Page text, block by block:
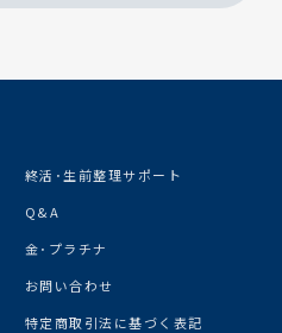
終活･生前整理サポート
Q&A
金･プラチナ
お問い合わせ
特定商取引法に基づく表記